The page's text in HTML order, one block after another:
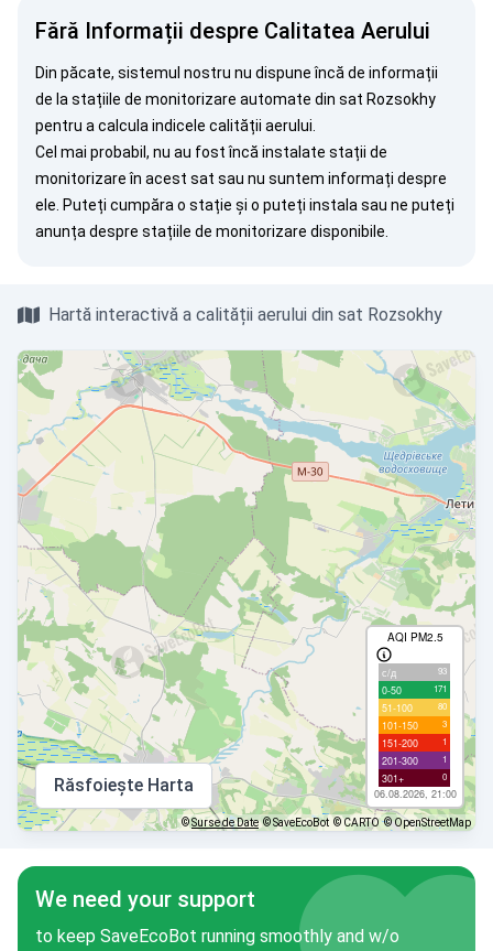
Fără Informații despre Calitatea Aerului
Din păcate, sistemul nostru nu dispune încă de informații
de la stațiile de monitorizare automate din sat Rozsokhy
pentru a calcula indicele calității aerului.
Cel mai probabil, nu au fost încă instalate stații de
monitorizare în acest sat sau nu suntem informați despre
ele. Puteți cumpăra o stație și o puteți instala sau ne puteți
anunța despre stațiile de monitorizare disponibile.
Hartă interactivă a calității aerului din sat Rozsokhy
AQI PM2.5
с/д 93
0-50 171
51-100 80
101-150 3
151-200 1
201-300 1
301+ 0
06.08.2026, 21:00
Răsfoiește Harta
©Surse de Date © SaveEcoBot © CARTO © OpenStreetMap
We need your support
to keep SaveEcoBot running smoothly and w/o